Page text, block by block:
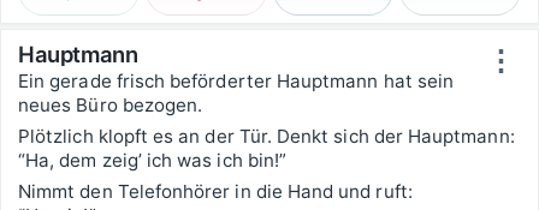
⋮
Hauptmann
Ein gerade frisch beförderter Hauptmann hat sein
neues Büro bezogen.
Plötzlich klopft es an der Tür. Denkt sich der Hauptmann:
“Ha, dem zeig’ ich was ich bin!”
Nimmt den Telefonhörer in die Hand und ruft: